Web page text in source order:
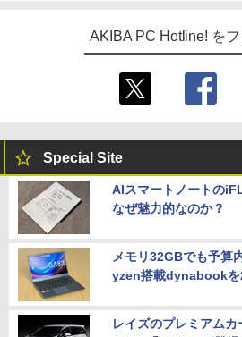
AKIBA PC Hotline! を
Special Site
AIスマートノートの
なぜ魅力的なのか？
メモリ32GBでも予算
yzen搭載dynabookを
レイズのプレミアム